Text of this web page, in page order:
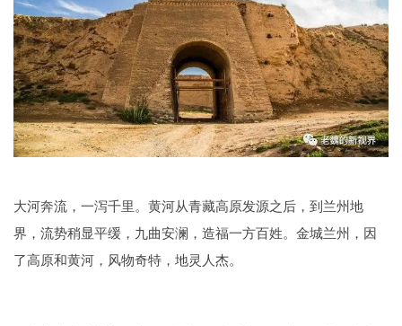
大河奔流，一泻千里。黄河从青藏高原发源之后，到兰州地
界，流势稍显平缓，九曲安澜，造福一方百姓。金城兰州，因
了高原和黄河，风物奇特，地灵人杰。